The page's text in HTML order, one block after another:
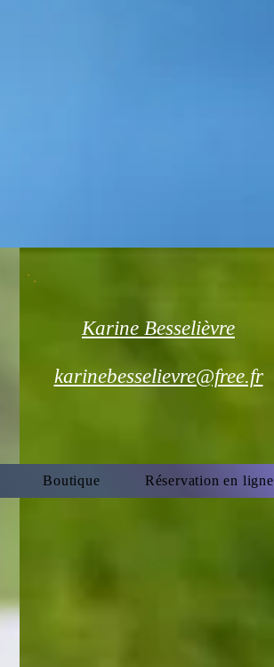
Karine Besselièvre
karinebesselievre@free.fr
Boutique Réservation en ligne